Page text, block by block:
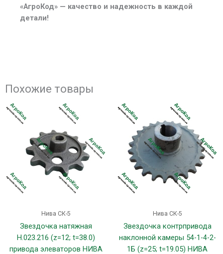
«АгроКод» — качество и надежность в каждой
детали!
Похожие товары
Нива СК-5
Звездочка натяжная
Н.023.216 (z=12; t=38.0)
привода элеваторов НИВА
Нива СК-5
Звездочка контрпривода
наклонной камеры 54-1-4-2-
1Б (z=25; t=19.05) НИВА